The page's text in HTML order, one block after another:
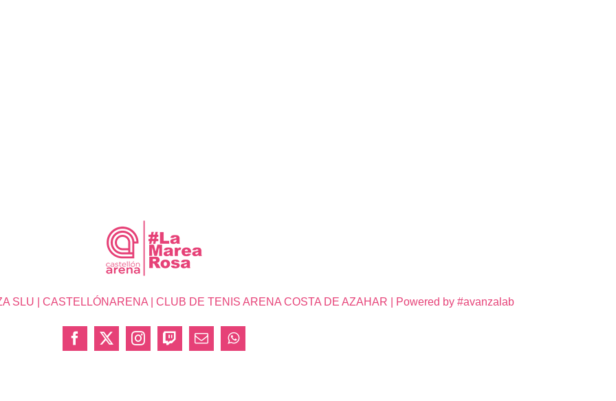
| CASTELLÓNARENA | CLUB DE TENIS ARENA COSTA DE AZAHAR | Powered by #avanzalab
Facebook
X InstagramTwitchCorreoWhatsApp